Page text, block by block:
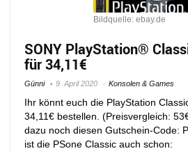
Bildquelle: ebay.de
SONY PlayStation®
für 34,11€
Günni 9. April 2020 Konsolen & Games
Ihr könnt euch die PlayStation
34,11€ bestellen. (Preisvergleich:
dazu noch diesen Gutschein-Code:
ist die PSone Classic auch schon: